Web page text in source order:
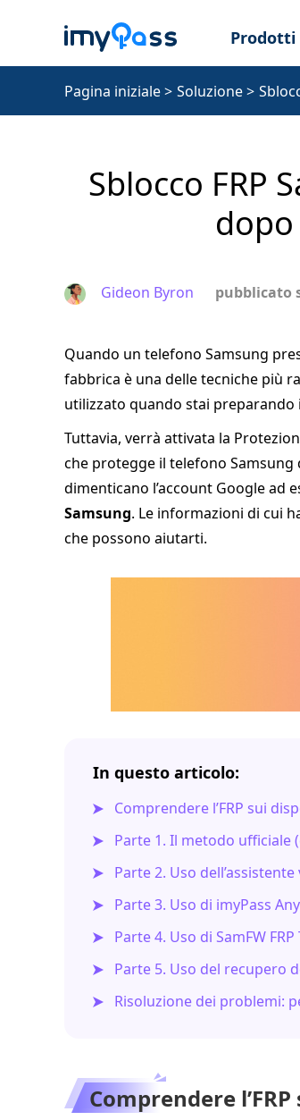
Prodotti
Pagina iniziale> Soluzione>
Sblocco FRP
Gideon Byron pubblicato
Quando un telefono Samsung
fabbrica è una delle tecniche più
utilizzato quando stai
Tuttavia, verrà attivata la
che protegge il telefono
dimenticano l’account Google ad
Samsung. Le informazioni di cui
che possono aiutarti.
In questo articolo:
Comprendere l’FRP sui
Parte 1. Il metodo ufficiale
Parte 2. Uso
Parte 3. Uso di imyPass
Parte 4. Uso di SamFW
Parte 5. Uso del recupero
Risoluzione dei problemi:
Comprendere